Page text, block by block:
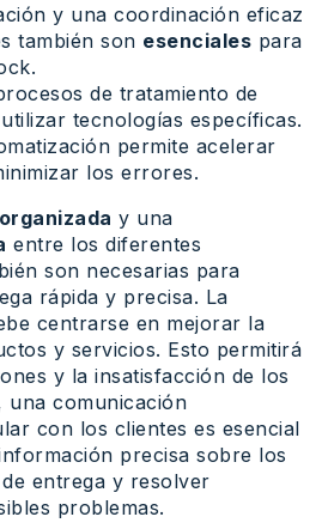
y una coordinación eficaz
también son esenciales para
de tratamiento de
tecnologías específicas.
permite acelerar
los errores.
y una
entre los diferentes
son necesarias para
rápida y precisa. La
centrarse en mejorar la
y servicios. Esto permitirá
y la insatisfacción de los
una comunicación
con los clientes es esencial
precisa sobre los
entrega y resolver
problemas.